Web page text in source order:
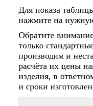
Для показа
нажмите на
Обратите
только
производим и
расчёта их цены
изделия, в
и сроки